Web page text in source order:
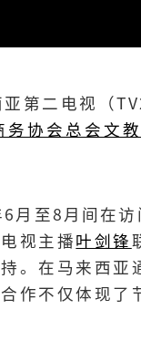
第二电视（
务协会总会文
月至8月间在访
视主播叶剑锋
。在马来西亚
作不仅体现